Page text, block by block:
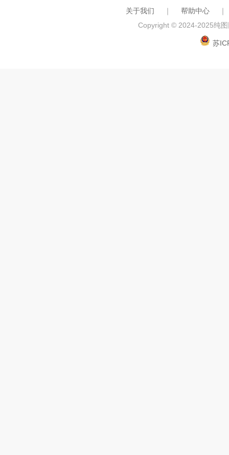
关于我们 ｜ 帮助中心
｜
Copyright © 2024-2025纯
苏